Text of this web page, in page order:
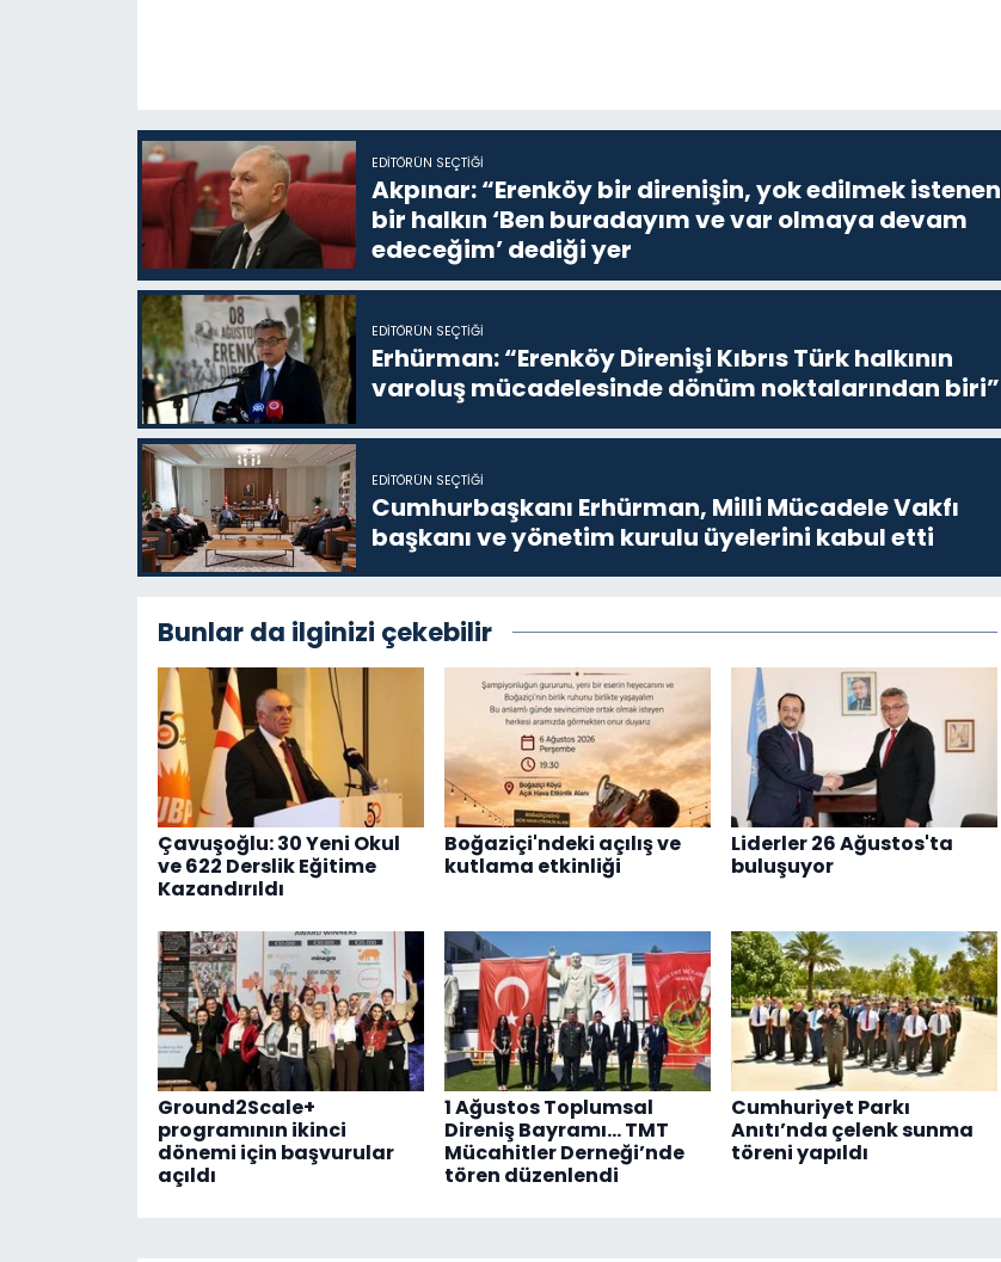
EDITÖRÜN SEÇTIĞI
Akpınar: “Erenköy bir direnişin, yok edilmek istenen
bir halkın ‘Ben buradayım ve var olmaya devam
edeceğim’ dediği yer
EDITÖRÜN SEÇTIĞI
Erhürman: “Erenköy Direnişi Kıbrıs Türk halkının
varoluş mücadelesinde dönüm noktalarından biri”
EDITÖRÜN SEÇTIĞI
Cumhurbaşkanı Erhürman, Milli Mücadele Vakfı
başkanı ve yönetim kurulu üyelerini kabul etti
Bunlar da ilginizi çekebilir
Çavuşoğlu: 30 Yeni Okul
ve 622 Derslik Eğitime
Kazandırıldı
Boğaziçi'ndeki açılış ve
kutlama etkinliği
Liderler 26 Ağustos'ta
buluşuyor
Ground2Scale+
programının ikinci
dönemi için başvurular
açıldı
1 Ağustos Toplumsal
Direniş Bayramı... TMT
Mücahitler Derneği’nde
tören düzenlendi
Cumhuriyet Parkı
Anıtı’nda çelenk sunma
töreni yapıldı